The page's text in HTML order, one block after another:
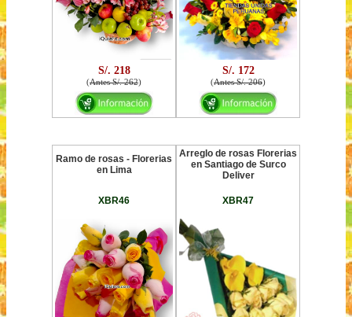
S/. 218
(Antes S/. 262)
S/. 172
(Antes S/. 206)
Ramo de rosas - Florerias
en Lima
XBR46
Arreglo de rosas Florerias
en Santiago de Surco
Deliver
XBR47